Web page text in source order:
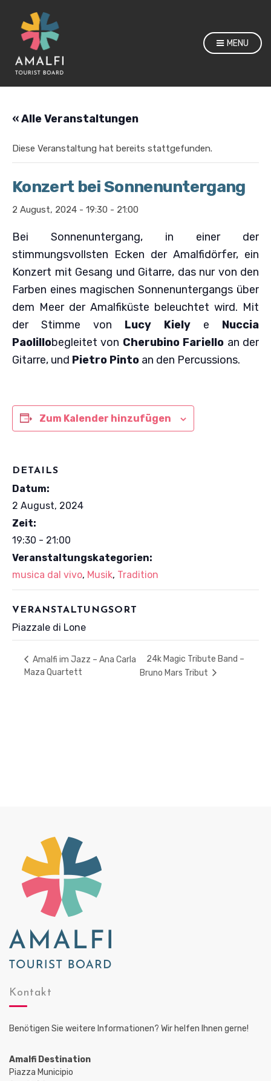
MENU
« Alle Veranstaltungen
Diese Veranstaltung hat bereits stattgefunden.
Konzert bei Sonnenuntergang
2 August, 2024 - 19:30 - 21:00
Bei Sonnenuntergang, in einer der
stimmungsvollsten Ecken der Amalfidörfer, ein
Konzert mit Gesang und Gitarre, das nur von den
Farben eines magischen Sonnenuntergangs über
dem Meer der Amalfiküste beleuchtet wird. Mit
der Stimme von Lucy Kiely e Nuccia
Paolillobegleitet von Cherubino Fariello an der
Gitarre, und Pietro Pinto an den Percussions.
Zum Kalender hinzufügen
DETAILS
Datum:
2 August, 2024
Zeit:
19:30 - 21:00
Veranstaltungskategorien:
musica dal vivo, Musik, Tradition
VERANSTALTUNGSORT
Piazzale di Lone
Amalfi im Jazz – Ana Carla
Maza Quartett
24k Magic Tribute Band –
Bruno Mars Tribut
Kontakt
Benötigen Sie weitere Informationen? Wir helfen Ihnen gerne!
Amalfi Destination
Piazza Municipio